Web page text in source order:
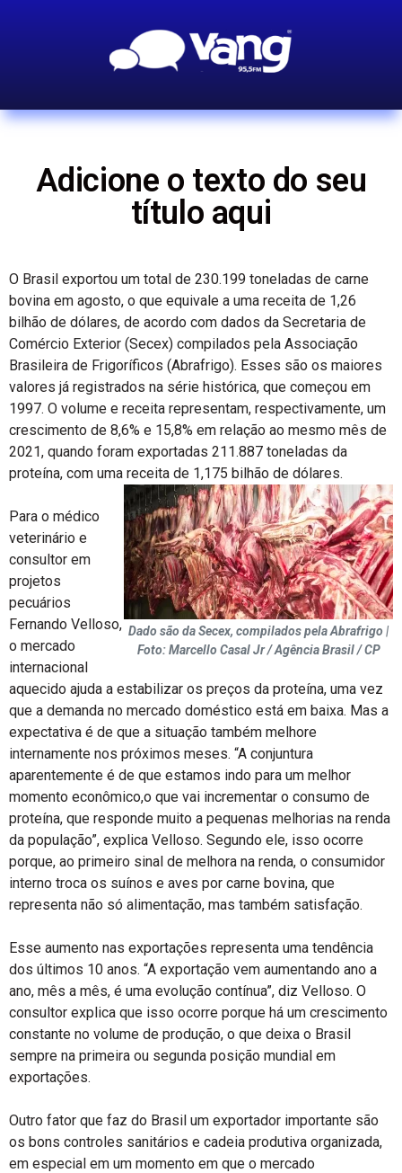
Adicione o texto do seu
título aqui
O Brasil exportou um total de 230.199 toneladas de carne
bovina em agosto, o que equivale a uma receita de 1,26
bilhão de dólares, de acordo com dados da Secretaria de
Comércio Exterior (Secex) compilados pela Associação
Brasileira de Frigoríficos (Abrafrigo). Esses são os maiores
valores já registrados na série histórica, que começou em
1997. O volume e receita representam, respectivamente, um
crescimento de 8,6% e 15,8% em relação ao mesmo mês de
2021, quando foram exportadas 211.887 toneladas da
proteína, com uma receita de 1,175 bilhão de dólares.
Dado são da Secex, compilados pela Abrafrigo |
Foto: Marcello Casal Jr / Agência Brasil / CP
Para o médico
veterinário e
consultor em
projetos
pecuários
Fernando Velloso,
o mercado
internacional
aquecido ajuda a estabilizar os preços da proteína, uma vez
que a demanda no mercado doméstico está em baixa. Mas a
expectativa é de que a situação também melhore
internamente nos próximos meses. “A conjuntura
aparentemente é de que estamos indo para um melhor
momento econômico,o que vai incrementar o consumo de
proteína, que responde muito a pequenas melhorias na renda
da população”, explica Velloso. Segundo ele, isso ocorre
porque, ao primeiro sinal de melhora na renda, o consumidor
interno troca os suínos e aves por carne bovina, que
representa não só alimentação, mas também satisfação.
Esse aumento nas exportações representa uma tendência
dos últimos 10 anos. “A exportação vem aumentando ano a
ano, mês a mês, é uma evolução contínua”, diz Velloso. O
consultor explica que isso ocorre porque há um crescimento
constante no volume de produção, o que deixa o Brasil
sempre na primeira ou segunda posição mundial em
exportações.
Outro fator que faz do Brasil um exportador importante são
os bons controles sanitários e cadeia produtiva organizada,
em especial em um momento em que o mercado